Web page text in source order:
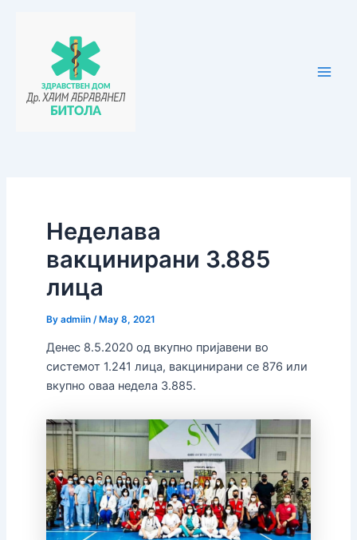
Неделава
вакцинирани 3.885
лица
By admiin /May 8, 2021
Денес 8.5.2020 од вкупно пријавени во
системот 1.241 лица, вакцинирани се 876 или
вкупно оваа недела 3.885.